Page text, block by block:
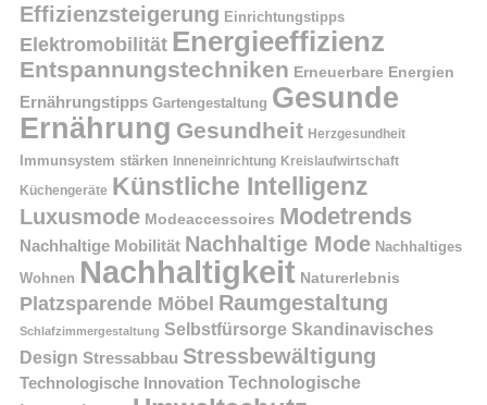
Effizienzsteigerung Einrichtungstipps
Elektromobilität Energieeffizienz
Entspannungstechniken Erneuerbare Energien
Ernährungstipps Gartengestaltung Gesunde
Ernährung Gesundheit Herzgesundheit
Immunsystem stärken Inneneinrichtung Kreislaufwirtschaft
Küchengeräte Künstliche Intelligenz
Luxusmode Modeaccessoires Modetrends
Nachhaltige Mobilität Nachhaltige Mode Nachhaltiges
Wohnen Nachhaltigkeit Naturerlebnis
Platzsparende Möbel Raumgestaltung
Schlafzimmergestaltung Selbstfürsorge Skandinavisches
Design Stressabbau Stressbewältigung
Technologische Innovation Technologische